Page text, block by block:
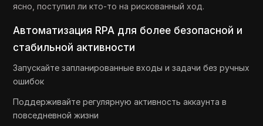
ясно, поступил ли кто-то на рискованный ход.
Автоматизация RPA для более безопасной и
стабильной активности
Запускайте запланированные входы и задачи без ручных
ошибок
Поддерживайте регулярную активность аккаунта в
повседневной жизни